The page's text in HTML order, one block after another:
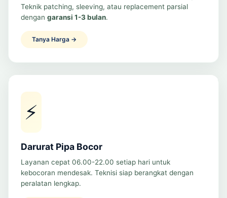
Teknik patching, sleeving, atau replacement parsial
dengan garansi 1-3 bulan.
Tanya Harga →
⚡
Darurat Pipa Bocor
Layanan cepat 06.00-22.00 setiap hari untuk
kebocoran mendesak. Teknisi siap berangkat dengan
peralatan lengkap.